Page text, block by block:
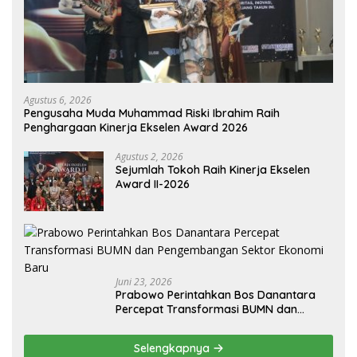
Agustus 6, 2026
Pengusaha Muda Muhammad Riski Ibrahim Raih
Penghargaan Kinerja Ekselen Award 2026
Agustus 2, 2026
Sejumlah Tokoh Raih Kinerja Ekselen
Award II-2026
Juni 23, 2026
Prabowo Perintahkan Bos Danantara
Percepat Transformasi BUMN dan
Selengkapnya